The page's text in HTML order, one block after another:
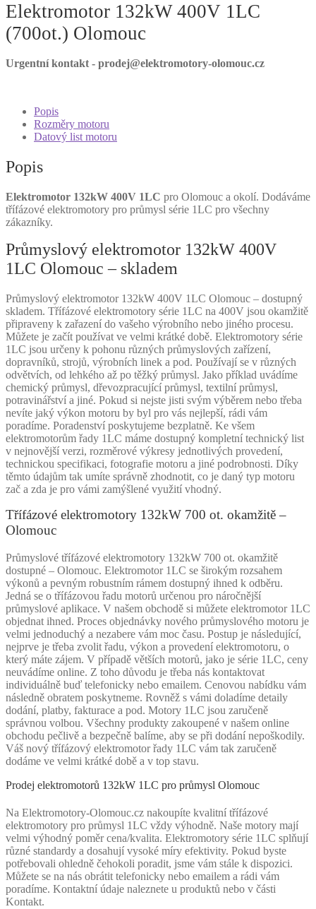
Elektromotor 132kW 400V 1LC
(700ot.) Olomouc
Urgentní kontakt - prodej@elektromotory-olomouc.cz
Popis
Rozměry motoru
Datový list motoru
Popis
Elektromotor 132kW 400V 1LC pro Olomouc a okolí. Dodáváme
třífázové elektromotory pro průmysl série 1LC pro všechny
zákazníky.
Průmyslový elektromotor 132kW 400V
1LC Olomouc – skladem
Průmyslový elektromotor 132kW 400V 1LC Olomouc – dostupný
skladem. Třífázové elektromotory série 1LC na 400V jsou okamžitě
připraveny k zařazení do vašeho výrobního nebo jiného procesu.
Můžete je začít používat ve velmi krátké době. Elektromotory série
1LC jsou určeny k pohonu různých průmyslových zařízení,
dopravníků, strojů, výrobních linek a pod. Používají se v různých
odvětvích, od lehkého až po těžký průmysl. Jako příklad uvádíme
chemický průmysl, dřevozpracující průmysl, textilní průmysl,
potravinářství a jiné. Pokud si nejste jisti svým výběrem nebo třeba
nevíte jaký výkon motoru by byl pro vás nejlepší, rádi vám
poradíme. Poradenství poskytujeme bezplatně. Ke všem
elektromotorům řady 1LC máme dostupný kompletní technický list
v nejnovější verzi, rozměrové výkresy jednotlivých provedení,
technickou specifikaci, fotografie motoru a jiné podrobnosti. Díky
těmto údajům tak umíte správně zhodnotit, co je daný typ motoru
zač a zda je pro vámi zamýšlené využití vhodný.
Třífázové elektromotory 132kW 700 ot. okamžitě –
Olomouc
Průmyslové třífázové elektromotory 132kW 700 ot. okamžitě
dostupné – Olomouc. Elektromotor 1LC se širokým rozsahem
výkonů a pevným robustním rámem dostupný ihned k odběru.
Jedná se o třífázovou řadu motorů určenou pro náročnější
průmyslové aplikace. V našem obchodě si můžete elektromotor 1LC
objednat ihned. Proces objednávky nového průmyslového motoru je
velmi jednoduchý a nezabere vám moc času. Postup je následující,
nejprve je třeba zvolit řadu, výkon a provedení elektromotoru, o
který máte zájem. V případě větších motorů, jako je série 1LC, ceny
neuvádíme online. Z toho důvodu je třeba nás kontaktovat
individuálně buď telefonicky nebo emailem. Cenovou nabídku vám
následně obratem poskytneme. Rovněž s vámi doladíme detaily
dodání, platby, fakturace a pod. Motory 1LC jsou zaručeně
správnou volbou. Všechny produkty zakoupené v našem online
obchodu pečlivě a bezpečně balíme, aby se při dodání nepoškodily.
Váš nový třífázový elektromotor řady 1LC vám tak zaručeně
dodáme ve velmi krátké době a v top stavu.
Prodej elektromotorů 132kW 1LC pro průmysl Olomouc
Na Elektromotory-Olomouc.cz nakoupíte kvalitní třífázové
elektromotory pro průmysl 1LC vždy výhodně. Naše motory mají
velmi výhodný poměr cena/kvalita. Elektromotory série 1LC splňují
různé standardy a dosahují vysoké míry efektivity. Pokud byste
potřebovali ohledně čehokoli poradit, jsme vám stále k dispozici.
Můžete se na nás obrátit telefonicky nebo emailem a rádi vám
poradíme. Kontaktní údaje naleznete u produktů nebo v části
Kontakt.